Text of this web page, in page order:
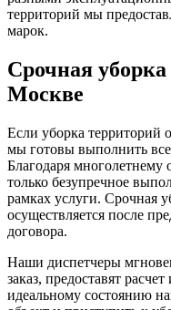
территорий мы
марок.
Срочная
Москве
Если уборка территорий
мы готовы выполнить
Благодаря многолетнему
только безупречное
рамках услуги. Срочная
осуществляется после
договора.
Наши диспетчеры
заказ, предоставят
идеальному состоянию